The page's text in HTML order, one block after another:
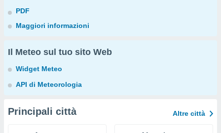
PDF
Maggiori informazioni
Il Meteo sul tuo sito Web
Widget Meteo
API di Meteorologia
Principali città Altre città